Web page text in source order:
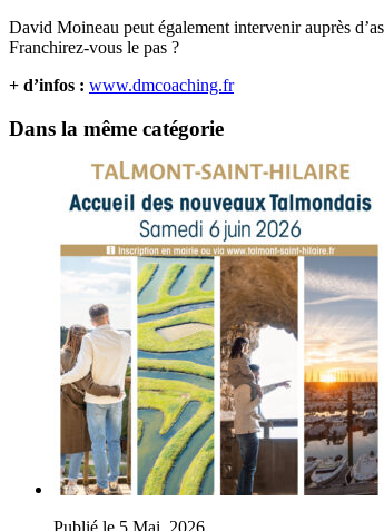
David Moineau peut également intervenir auprès
Franchirez-vous le pas ?
+ d’infos : www.dmcoaching.fr
Dans la même catégorie